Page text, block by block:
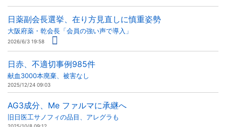
日薬副会長選挙、在り方見直しに慎重姿勢
大阪府薬・乾会長「会員の強い声で導入」
2026/6/3 19:58
日赤、不適切事例985件
献血3000本廃棄、被害なし
2025/12/24 09:03
AG3成分、Me ファルマに承継へ
旧日医工サノフィの品目、アレグラも